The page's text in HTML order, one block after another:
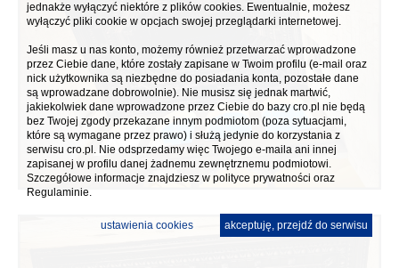
jednakże wyłączyć niektóre z plików cookies. Ewentualnie, możesz
wyłączyć pliki cookie w opcjach swojej przeglądarki internetowej.
Jeśli masz u nas konto, możemy również przetwarzać wprowadzone
przez Ciebie dane, które zostały zapisane w Twoim profilu (e-mail oraz
nick użytkownika są niezbędne do posiadania konta, pozostałe dane
są wprowadzane dobrowolnie). Nie musisz się jednak martwić,
jakiekolwiek dane wprowadzone przez Ciebie do bazy cro.pl nie będą
bez Twojej zgody przekazane innym podmiotom (poza sytuacjami,
które są wymagane przez prawo) i służą jedynie do korzystania z
serwisu cro.pl. Nie odsprzedamy więc Twojego e-maila ani innej
zapisanej w profilu danej żadnemu zewnętrznemu podmiotowi.
Szczegółowe informacje znajdziesz w polityce prywatności oraz
Regulaminie.
akceptuję, przejdź do serwisu
ustawienia cookies